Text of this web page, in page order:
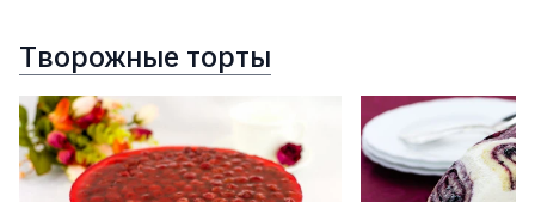
Творожные торты